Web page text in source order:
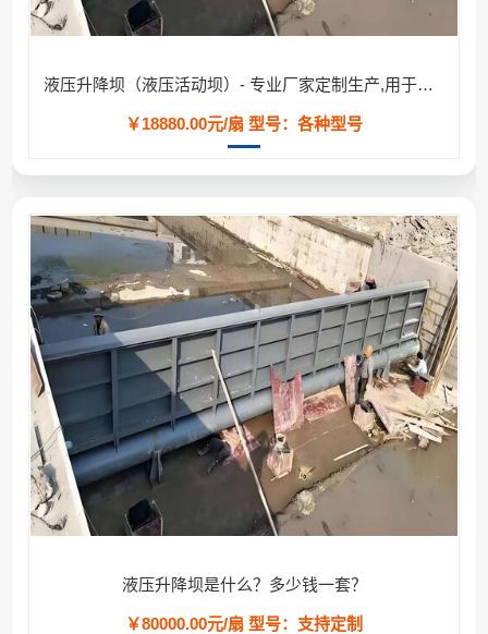
液压升降坝（液压活动坝）- 专业厂家定制生产,用于河道/防汛工程
￥18880.00元/扇 型号：各种型号
液压升降坝是什么？多少钱一套？
￥80000.00元/扇 型号：支持定制